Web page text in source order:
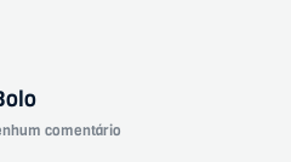
comentário